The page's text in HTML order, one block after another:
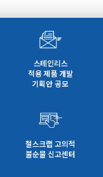
스테인리스
적용 제품 개발
기획안 공모
철스크랩 고의적
불순물 신고센터